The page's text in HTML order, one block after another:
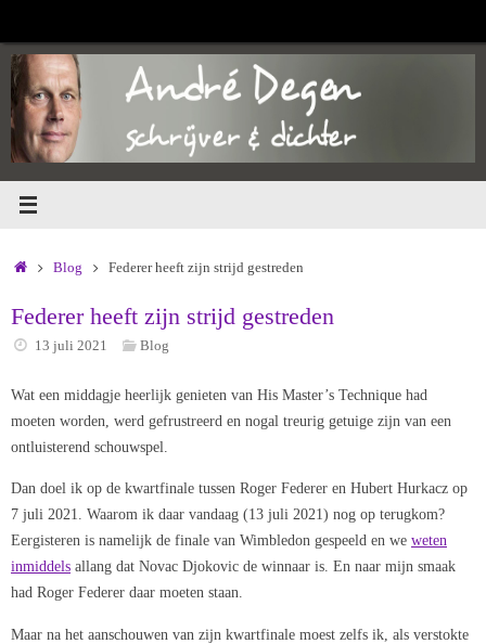
de
inhoud
HomeBlog Federer heeft zijn strijd gestreden
Federer heeft zijn strijd gestreden
13 juli 2021 Blog
Wat een middagje heerlijk genieten van His Master’s Technique had
moeten worden, werd gefrustreerd en nogal treurig getuige zijn van een
ontluisterend schouwspel.
Dan doel ik op de kwartfinale tussen Roger Federer en Hubert Hurkacz op
7 juli 2021. Waarom ik daar vandaag (13 juli 2021) nog op terugkom?
Eergisteren is namelijk de finale van Wimbledon gespeeld en we weten
inmiddels allang dat Novac Djokovic de winnaar is. En naar mijn smaak
had Roger Federer daar moeten staan.
Maar na het aanschouwen van zijn kwartfinale moest zelfs ik, als verstokte